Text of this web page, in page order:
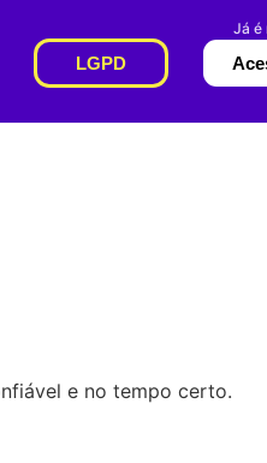
LGPD
e no tempo certo.